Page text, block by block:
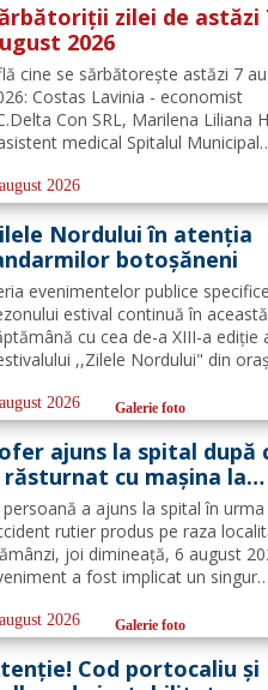
zilei de astăzi
2026
cine se sărbătoreşte astăzi 7
Costas Lavinia - economist
Con SRL, Marilena Liliana
medical Spitalul Municipal
protopopesc Protopopiatul
Marcela Simona Vieru -
Școlar Alexandru Vlahuță...
2026
Nordului în atenția
botoșăneni
evenimentelor publice specifice
estival continuă în această
cu cea de-a XIII-a ediție
,,Zilele Nordului" din
la care Inspectoratul de
Județean Botoșani, în
partenerii instituționali,...
2026 Galerie foto
ajuns la spital după
răsturnat cu mașina la
persoană a ajuns la spital în urma
rutier produs pe raza
joi dimineață, 6 august
a fost implicat un singur
timp, pompierii din cadrul
Lucru Flămânzi, cu o
și...
2026 Galerie foto
Cod portocaliu și